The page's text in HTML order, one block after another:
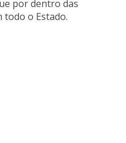
por dentro das
todo o Estado.